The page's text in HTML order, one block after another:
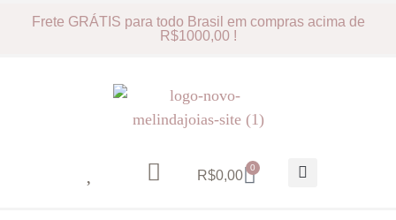
Frete GRÁTIS para todo Brasil em compras acima de
R$1000,00 !
R$0,00 0